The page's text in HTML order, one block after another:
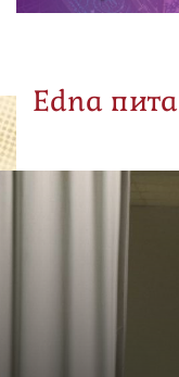
Edna пита